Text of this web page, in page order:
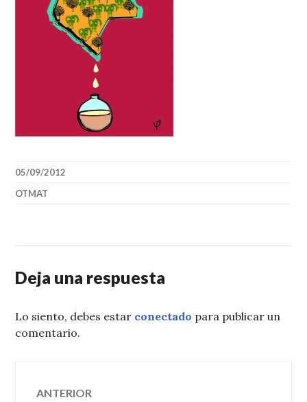
05/09/2012
OTMAT
Deja una respuesta
Lo siento, debes estar conectado para publicar un
comentario.
Navegación
ANTERIOR